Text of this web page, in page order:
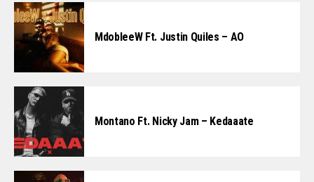
MdobleeW Ft. Justin Quiles – AO
Montano Ft. Nicky Jam – Kedaaate